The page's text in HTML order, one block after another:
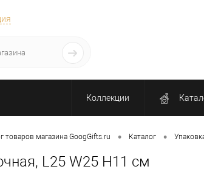
Коллекции
товаров магазина GoogGifts.ru • Каталог •
L25 W25 H11 см